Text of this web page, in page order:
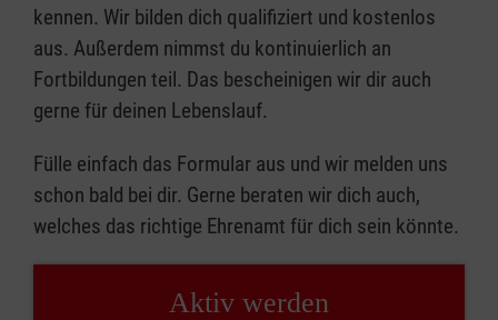
kennen. Wir bilden dich qualifiziert und kostenlos
aus. Außerdem nimmst du kontinuierlich an
Fortbildungen teil. Das bescheinigen wir dir auch
gerne für deinen Lebenslauf.
Fülle einfach das Formular aus und wir melden uns
schon bald bei dir. Gerne beraten wir dich auch,
welches das richtige Ehrenamt für dich sein könnte.
Aktiv werden